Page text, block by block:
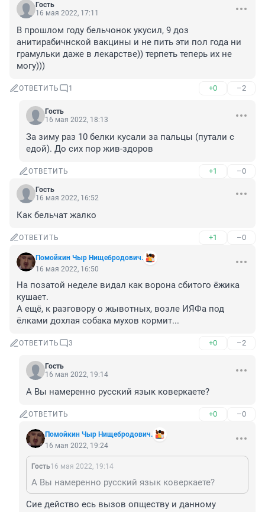
Гость
16 мая 2022, 17:11
В прошлом году бельчонок укусил, 9 доз
анитирабичнской вакцины и не пить эти пол года ни
грамульки даже в лекарстве)) терпеть теперь их не
могу)))
ОТВЕТИТЬ 1 +0 –2
Гость
16 мая 2022, 18:13
За зиму раз 10 белки кусали за пальцы (путали с
едой). До сих пор жив-здоров
ОТВЕТИТЬ +1 –0
Гость
16 мая 2022, 16:52
Как бельчат жалко
ОТВЕТИТЬ +1 –0
Помойкин Чыр Нищебродович.
16 мая 2022, 16:50
На позатой неделе видал как ворона сбитого ёжика
кушает.
А ещё, к разговору о жывотных, возле ИЯФа под
ёлками дохлая собака мухов кормит...
ОТВЕТИТЬ 3 +0 –2
Гость
16 мая 2022, 19:14
А Вы намеренно русский язык коверкаете?
ОТВЕТИТЬ +0 –0
Помойкин Чыр Нищебродович.
16 мая 2022, 19:24
Гость16 мая 2022, 19:14
А Вы намеренно русский язык коверкаете?
Сие действо есь вызов опществу и данному